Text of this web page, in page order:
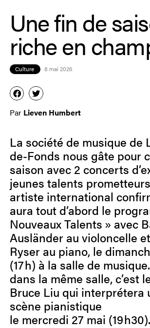
Une fin de
riche en
Culture 8 mai 2026
Par Lieven Humbert
La société de musique de
de-Fonds nous gâte pour
saison avec 2 concerts
jeunes talents
artiste international
aura tout d’abord le
Nouveaux Talents » avec
Ausländer au violoncelle
Ryser au piano, le
(17 h) à la salle de
dans la même salle, c’est
Bruce Liu qui interprétera
scène pianistique
le mercredi 27 mai (19 h30).